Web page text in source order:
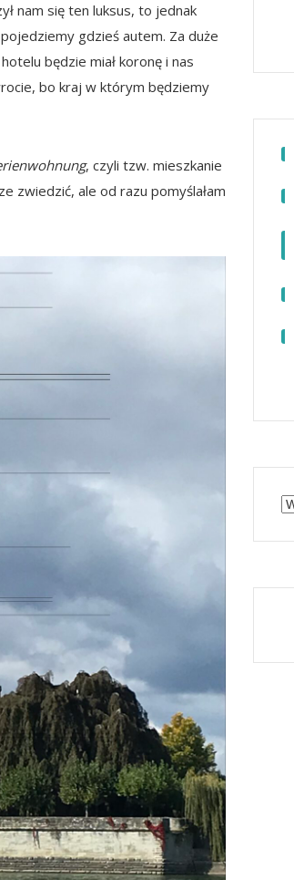
nam się ten luksus, to jednak
gdzieś autem. Za duże
będzie miał koronę i nas
bo kraj w którym będziemy
, czyli tzw. mieszkanie
zwiedzić, ale od razu pomyślałam